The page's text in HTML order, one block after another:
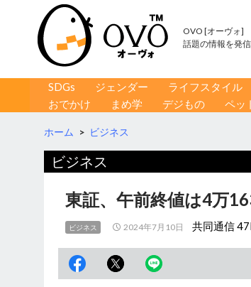
OVO [オーヴォ]
話題の情報を発
コンテンツへ移動
SDGs ジェンダー ライフスタイル
おでかけ
まめ学 デジもの ペッ
ホーム > ビジネス
ビジネス
東証、午前終値は4万
ビジネス 2024年7月10日 共同通信